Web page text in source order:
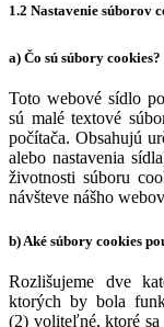
1.2 Nastavenie súborov
a) Čo sú súbory cookies?
Toto webové sídlo
sú malé textové
počítača. Obsahujú
alebo nastavenia
životnosti súboru
návšteve nášho
b) Aké súbory cookies
Rozlišujeme dve
ktorých by bola
(2) voliteľné, ktoré sa